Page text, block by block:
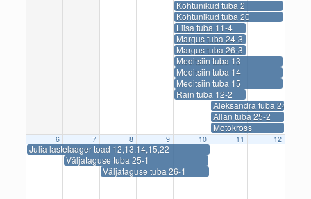
Kohtunikud tuba 2
Kohtunikud tuba 20
Liisa tuba 11-4
Margus tuba 24-3
Margus tuba 26-3
Meditsiin tuba 13
Meditsiin tuba 14
Meditsiin tuba 15
Rain tuba 12-2
Aleksandra tuba 24
Allan tuba 25-2
Motokross
6
Julia lastelaager toad 12,13,14,15,22
7
Väljataguse tuba 25-1
8
Väljataguse tuba 26-1
9 10 11 12